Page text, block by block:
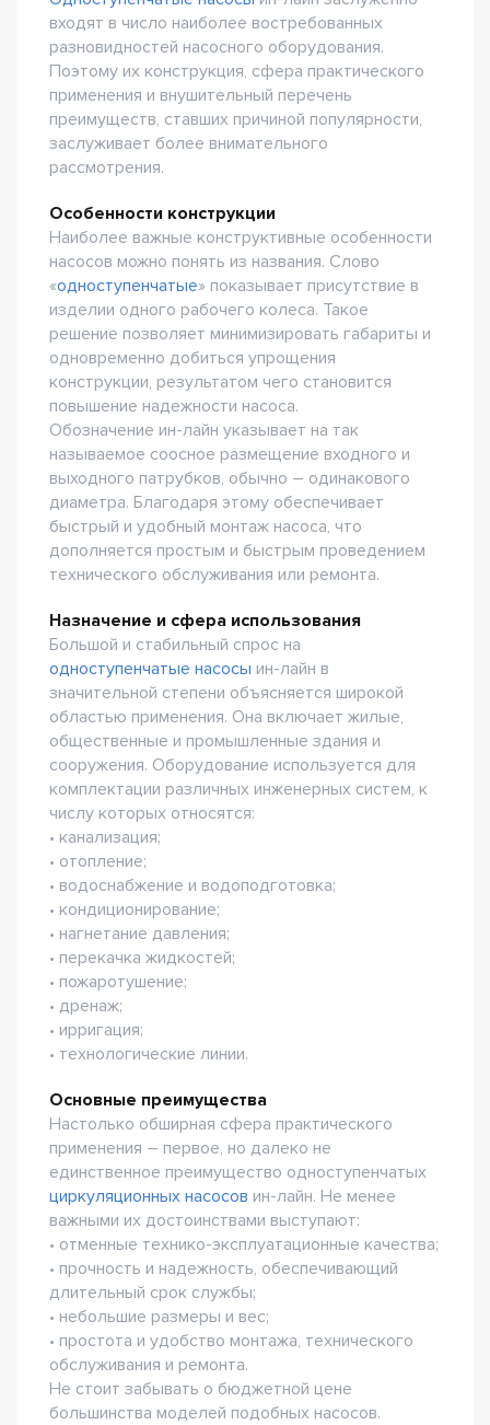
входят в число наиболее востребованных
разновидностей насосного оборудования.
Поэтому их конструкция, сфера практического
применения и внушительный перечень
преимуществ, ставших причиной популярности,
заслуживает более внимательного
рассмотрения.
Особенности конструкции
Наиболее важные конструктивные особенности
насосов можно понять из названия. Слово
«одноступенчатые» показывает присутствие в
изделии одного рабочего колеса. Такое
решение позволяет минимизировать габариты и
одновременно добиться упрощения
конструкции, результатом чего становится
повышение надежности насоса.
Обозначение ин-лайн указывает на так
называемое соосное размещение входного и
выходного патрубков, обычно – одинакового
диаметра. Благодаря этому обеспечивает
быстрый и удобный монтаж насоса, что
дополняется простым и быстрым проведением
технического обслуживания или ремонта.
Назначение и сфера использования
Большой и стабильный спрос на
одноступенчатые насосы ин-лайн в
значительной степени объясняется широкой
областью применения. Она включает жилые,
общественные и промышленные здания и
сооружения. Оборудование используется для
комплектации различных инженерных систем, к
числу которых относятся:
• канализация;
• отопление;
• водоснабжение и водоподготовка;
• кондиционирование;
• нагнетание давления;
• перекачка жидкостей;
• пожаротушение;
• дренаж;
• ирригация;
• технологические линии.
Основные преимущества
Настолько обширная сфера практического
применения – первое, но далеко не
единственное преимущество одноступенчатых
циркуляционных насосов ин-лайн. Не менее
важными их достоинствами выступают:
• отменные технико-эксплуатационные качества;
• прочность и надежность, обеспечивающий
длительный срок службы;
• небольшие размеры и вес;
• простота и удобство монтажа, технического
обслуживания и ремонта.
Не стоит забывать о бюджетной цене
большинства моделей подобных насосов.